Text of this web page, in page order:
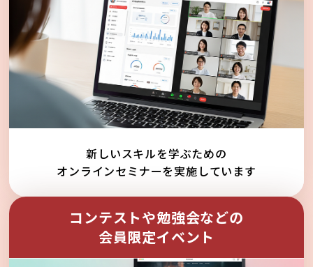
新しいスキルを学ぶための
オンラインセミナーを実施しています
コンテストや勉強会などの
会員限定イベント